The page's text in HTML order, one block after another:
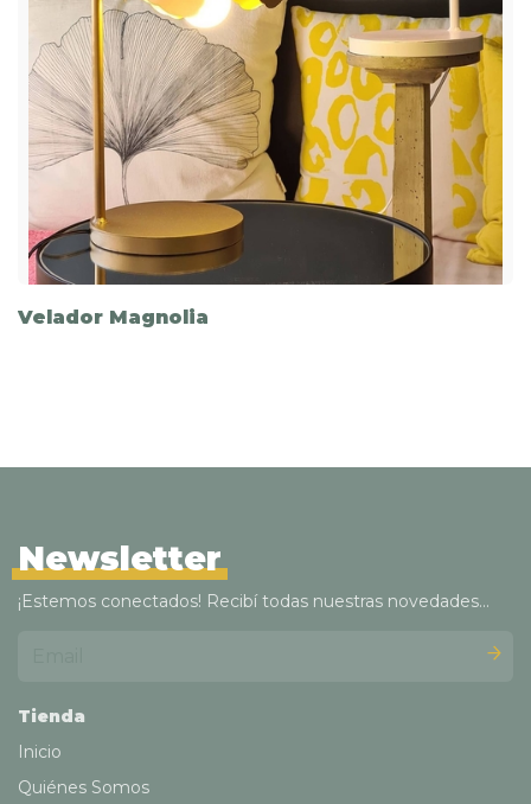
Velador Magnolia
Newsletter
¡Estemos conectados! Recibí todas nuestras novedades...
Tienda
Inicio
Quiénes Somos